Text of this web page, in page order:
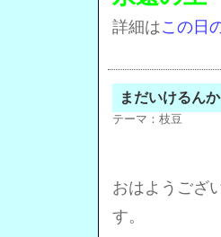
詳細はこの日
まだいけるん
テーマ： 枝豆
おはようござ
す。